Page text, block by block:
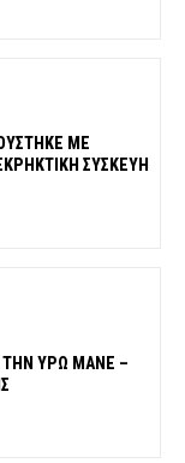
ΜΕ
ΣΥΣΚΕΥΗ
ΤΗΝ ΥΡΩ ΜΑΝΕ –